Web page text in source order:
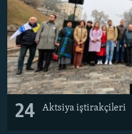
24 Aktsiya iştirakçileri